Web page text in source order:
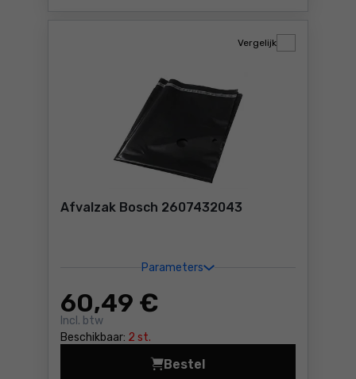
Afvalzak Bosch 2607432043
Parameters
60,49 €
Incl. btw
Beschikbaar: 2 st.
Vergelijk
Bestel
Afvalzak Bosch